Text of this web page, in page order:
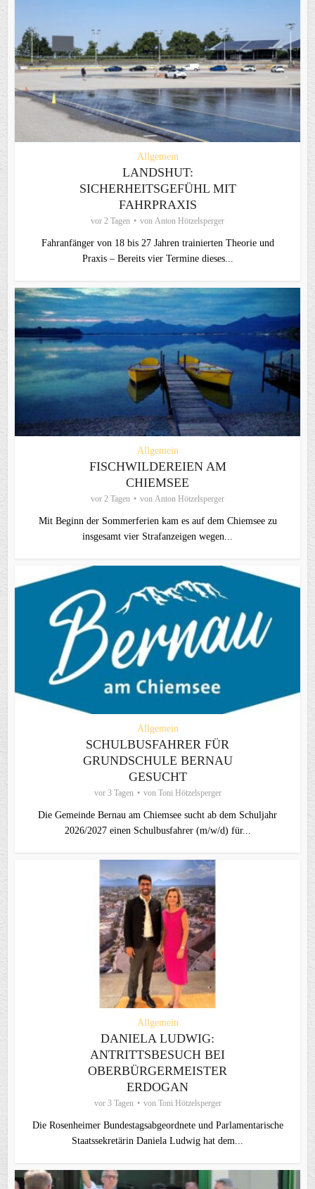
Allgemein
LANDSHUT:
SICHERHEITSGEFÜHL MIT
FAHRPRAXIS
vor 2 Tagen von Anton Hötzelsperger
Fahranfänger von 18 bis 27 Jahren trainierten Theorie und
Praxis – Bereits vier Termine dieses...
Allgemein
FISCHWILDEREIEN AM
CHIEMSEE
vor 2 Tagen von Anton Hötzelsperger
Mit Beginn der Sommerferien kam es auf dem Chiemsee zu
insgesamt vier Strafanzeigen wegen...
Allgemein
SCHULBUSFAHRER FÜR
GRUNDSCHULE BERNAU
GESUCHT
vor 3 Tagen von Toni Hötzelsperger
Die Gemeinde Bernau am Chiemsee sucht ab dem Schuljahr
2026/2027 einen Schulbusfahrer (m/w/d) für...
Allgemein
DANIELA LUDWIG:
ANTRITTSBESUCH BEI
OBERBÜRGERMEISTER
ERDOGAN
vor 3 Tagen von Toni Hötzelsperger
Die Rosenheimer Bundestagsabgeordnete und Parlamentarische
Staatssekretärin Daniela Ludwig hat dem...